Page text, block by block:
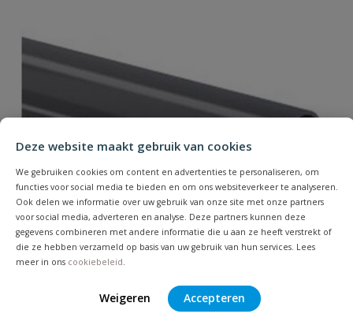
Deze website maakt gebruik van cookies
We gebruiken cookies om content en advertenties te personaliseren, om
functies voor social media te bieden en om ons websiteverkeer te analyseren.
Ook delen we informatie over uw gebruik van onze site met onze partners
voor social media, adverteren en analyse. Deze partners kunnen deze
gegevens combineren met andere informatie die u aan ze heeft verstrekt of
die ze hebben verzameld op basis van uw gebruik van hun services. Lees
meer in ons cookiebeleid
Weigeren Accepteren
Samenvatting
Beoordeling
Beoordeling versturen
PVC drukbuis lengte 1 meter